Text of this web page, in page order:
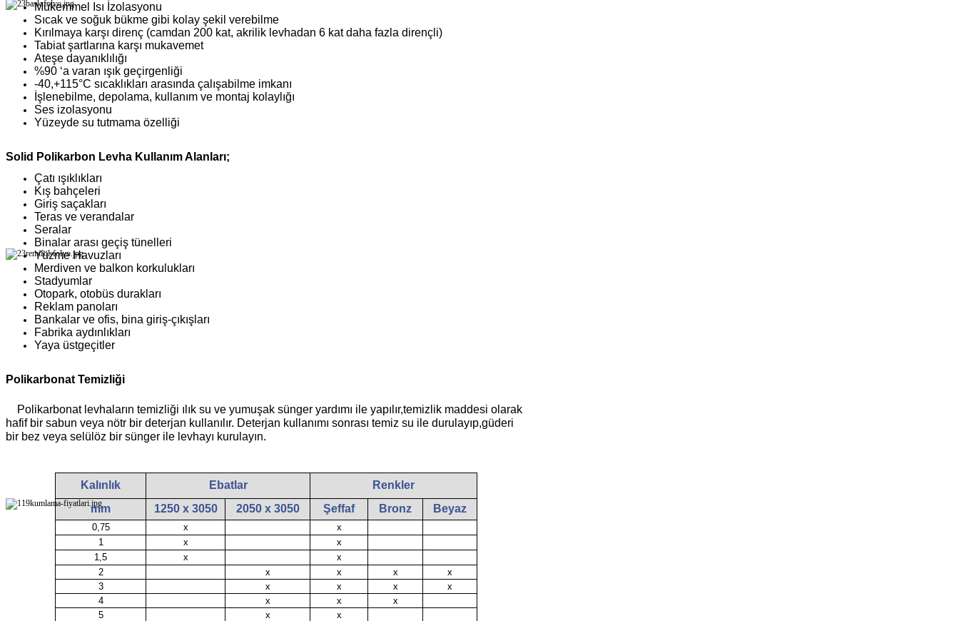
Mükemmel Isı İzolasyonu
Sıcak ve soğuk bükme gibi kolay şekil verebilme
Kırılmaya karşı direnç (camdan 200 kat, akrilik levhadan 6 kat daha fazla dirençli)
Tabiat şartlarına karşı mukavemet
Ateşe dayanıklılığı
%90 ‘a varan ışık geçirgenliği
-40,+115°C sıcaklıkları arasında çalışabilme imkanı
İşlenebilme, depolama, kullanım ve montaj kolaylığı
Ses izolasyonu
Yüzeyde su tutmama özelliği
Solid Polikarbon Levha Kullanım Alanları;
Çatı ışıklıkları
Kış bahçeleri
Giriş saçakları
Teras ve verandalar
Seralar
Binalar arası geçiş tünelleri
Yüzme Havuzları
Merdiven ve balkon korkulukları
Stadyumlar
Otopark, otobüs durakları
Reklam panoları
Bankalar ve ofis, bina giriş-çıkışları
Fabrika aydınlıkları
Yaya üstgeçitler
Polikarbonat Temizliği
Polikarbonat levhaların temizliği ılık su ve yumuşak sünger yardımı ile yapılır,temizlik maddesi olarak
hafif bir sabun veya nötr bir deterjan kullanılır. Deterjan kullanımı sonrası temiz su ile durulayıp,güderi
bir bez veya selülöz bir sünger ile levhayı kurulayın.
Kalınlık Ebatlar
Renkler
mm
1250 x 3050 2050 x 3050 Şeffaf Bronz Beyaz
0,75 x
x
1
x
x
1,5
x
x
2
x x x
x
3
x x x
x
4
x x
x
5
x
x